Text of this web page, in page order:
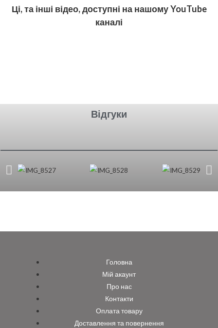
Ці, та інші відео, доступні на нашому YouTube
каналі
Відгуки
Головна
Мій акаунт
Про нас
Контакти
Оплата товару
Доставлення та повернення